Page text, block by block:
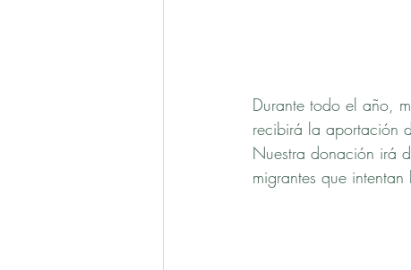
Durante todo el año,
recibirá la aportación
Nuestra donación irá
migrantes que